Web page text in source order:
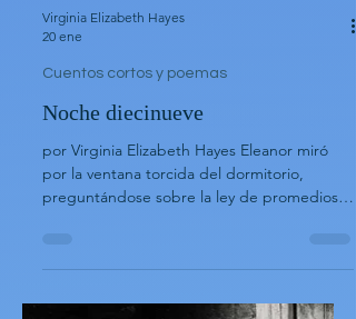
Virginia Elizabeth Hayes
Cuentos cortos y poemas
Noche diecinueve
por la ventana torcida del dormitorio,
Diecinueve días atrás, alquiló una casa que